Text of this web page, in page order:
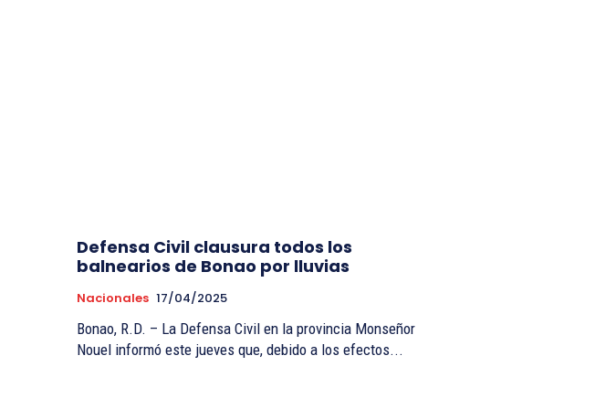
Defensa Civil clausura todos los
balnearios de Bonao por lluvias
Nacionales 17/04/2025
Bonao, R.D. – La Defensa Civil en la provincia Monseñor
Nouel informó este jueves que, debido a los efectos...